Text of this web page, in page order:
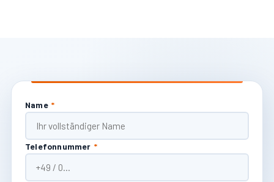
Name *
Telefonnummer *